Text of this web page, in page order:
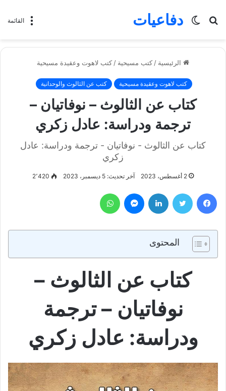
القائمة دفاعيات
بحث
الوضع
الرئيسية / كتب مسيحية / كتب لاهوت وعقيدة مسيحية
كتب لاهوت وعقيدة مسيحية كتب عن الثالوث والوحدانية
كتاب عن الثالوث – نوفاتيان –
ترجمة ودراسة: عادل زكري
كتاب عن الثالوث - نوفاتيان - ترجمة ودراسة: عادل
زكري
2 أغسطس، 2023 آخر تحديث: 5 ديسمبر، 2023 2٬420
فيسبوك تويتر لينكدإن ماسنجر
المحتوى
كتاب عن الثالوث –
نوفاتيان – ترجمة
ودراسة: عادل زكري